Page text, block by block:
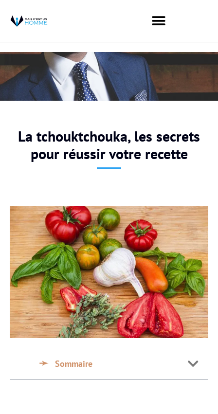
La tchouktchouka, les secrets
pour réussir votre recette
Sommaire